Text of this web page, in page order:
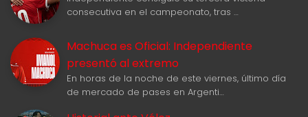
consecutiva en el campeonato, tras …
Machuca es Oficial: Independiente
presentó al extremo
En horas de la noche de este viernes, último día
de mercado de pases en Argenti…